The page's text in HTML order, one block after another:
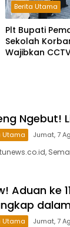
Berita Utama
Plt Bupati
Sekolah
Wajibkan
Ngebut!
Utama Jumat, 7
Aduan ke
Utama Jumat, 7